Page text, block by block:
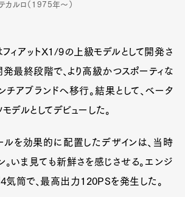
カルロ（1975年〜）
フィアットX1/9の上級モデルとして開発さ
発最終段階で、より高級かつスポーティな
チアブランドへ移行。結果として、ベータ
デルとしてデビューした。
ルを効果的に配置したデザインは、当時
。いま見ても新鮮さを感じさせる。エンジ
気筒で、最高出力120PSを発生した。